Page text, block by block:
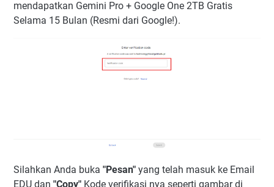
mendapatkan Gemini Pro + Google One 2TB Gratis
Selama 15 Bulan (Resmi dari Google!).
Silahkan Anda buka "Pesan" yang telah masuk ke Email
EDU dan "Copy" Kode verifikasi nya seperti gambar di